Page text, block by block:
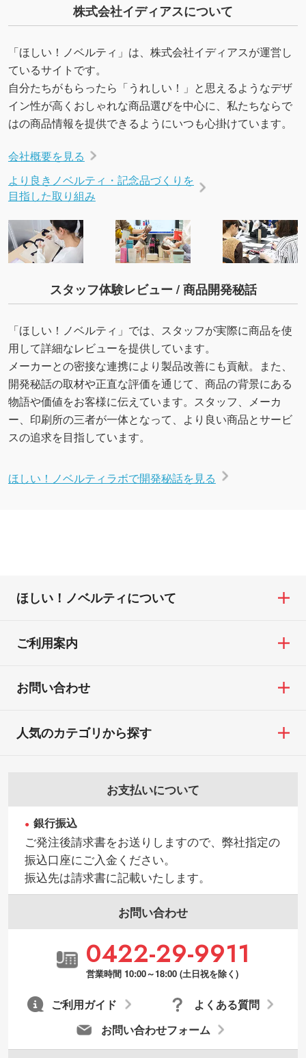
株式会社イディアスについて
「ほしい！ノベルティ」は、株式会社イディアスが運営し
ているサイトです。
自分たちがもらったら「うれしい！」と思えるようなデザ
イン性が高くおしゃれな商品選びを中心に、私たちならで
はの商品情報を提供できるようにいつも心掛けています。
会社概要を見る
より良きノベルティ・記念品づくりを
目指した取り組み
スタッフ体験レビュー / 商品開発秘話
「ほしい！ノベルティ」では、スタッフが実際に商品を使
用して詳細なレビューを提供しています。
メーカーとの密接な連携により製品改善にも貢献。また、
開発秘話の取材や正直な評価を通じて、商品の背景にある
物語や価値をお客様に伝えています。スタッフ、メーカ
ー、印刷所の三者が一体となって、より良い商品とサービ
スの追求を目指しています。
ほしい！ノベルティラボで開発秘話を見る
ほしい！ノベルティについて
ご利用案内
お問い合わせ
お支払いについて
銀行振込
ご発注後請求書をお送りしますので、弊社指定の
振込口座にご入金ください。
振込先は請求書に記載いたします。
お問い合わせ
0422-29-9911
営業時間 10:00～18:00 (土日祝を除く)
お問い合わせフォーム
よくある質問
ご利用ガイド
人気のカテゴリから探す